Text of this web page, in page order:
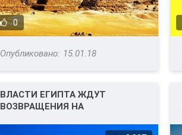
0
15.01.18
ВЛАСТИ ЕГИПТА ЖДУТ
ВОЗВРАЩЕНИЯ НА